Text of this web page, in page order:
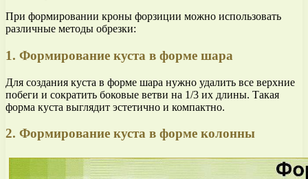
При формировании кроны форзиции можно использовать
различные методы обрезки:
1. Формирование куста в форме шара
Для создания куста в форме шара нужно удалить все верхние
побеги и сократить боковые ветви на 1/3 их длины. Такая
форма куста выглядит эстетично и компактно.
2. Формирование куста в форме колонны